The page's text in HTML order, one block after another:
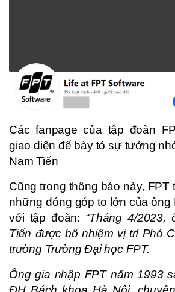
Các fanpage của tập đoàn
giao diện để bày tỏ sự tưởng
Nam Tiến
Cũng trong thông báo này, FPT
những đóng góp to lớn của ông
với tập đoàn: “Tháng 4/2023,
Tiến được bổ nhiệm vị trí Phó
trường Trường Đại học FPT.
Ông gia nhập FPT năm 1993